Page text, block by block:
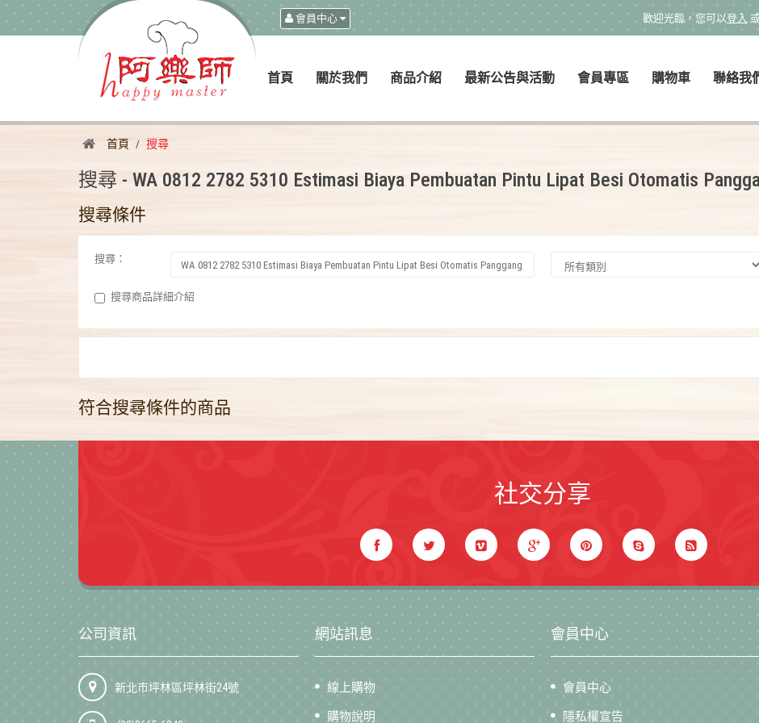
會員中心 歡迎光臨，您可以登入
首頁 關於我們 商品介紹 最新公告與活動 會員專區 購物車 聯絡我
首頁 搜尋
搜尋 - WA 0812 2782 5310 Estimasi Biaya Pembuatan Pintu Lipat Besi Otomatis
搜尋條件
搜尋：
搜尋商品詳細介紹
符合搜尋條件的商品
社交分享
公司資訊
新北市坪林區坪林街24號
網站訊息
線上購物
購物說明
會員中心
會員中心
隱私權宣告